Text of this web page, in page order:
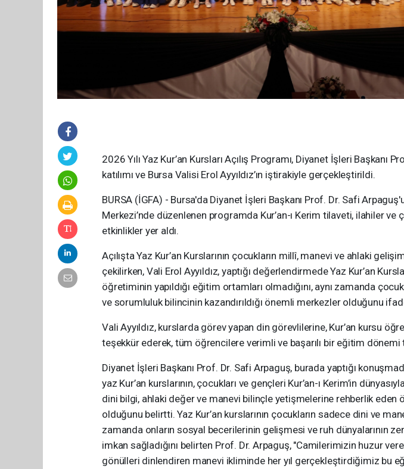
2026 Yılı Yaz Kur’an Kursları Açılış Programı, Diyanet İşleri Başkanı
katılımı ve Bursa Valisi Erol Ayyıldız’ın iştirakiyle gerçekleştirildi.
BURSA (İGFA) - Bursa'da Diyanet İşleri Başkanı Prof. Dr. Safi
Merkezi’nde düzenlenen programda Kur’an-ı Kerim tilaveti, ilahiler ve
etkinlikler yer aldı.
Açılışta Yaz Kur’an Kurslarının çocukların millî, manevi ve ahlaki
çekilirken, Vali Erol Ayyıldız, yaptığı değerlendirmede Yaz Kur’an
öğretiminin yapıldığı eğitim ortamları olmadığını, aynı zamanda
ve sorumluluk bilincinin kazandırıldığı önemli merkezler olduğunu
Vali Ayyıldız, kurslarda görev yapan din görevlilerine, Kur’an kursu
teşekkür ederek, tüm öğrencilere verimli ve başarılı bir eğitim
Diyanet İşleri Başkanı Prof. Dr. Safi Arpaguş, burada yaptığı
yaz Kur’an kurslarının, çocukları ve gençleri Kur’an-ı Kerim’in
dini bilgi, ahlaki değer ve manevi bilinçle yetişmelerine rehberlik eden
olduğunu belirtti. Yaz Kur’an kurslarının çocukların sadece dini ve
zamanda onların sosyal becerilerinin gelişmesi ve ruh dünyalarının
imkan sağladığını belirten Prof. Dr. Arpaguş, "Camilerimizin huzur
gönülleri dinlendiren manevi ikliminde her yıl gerçekleştirdiğimiz bu